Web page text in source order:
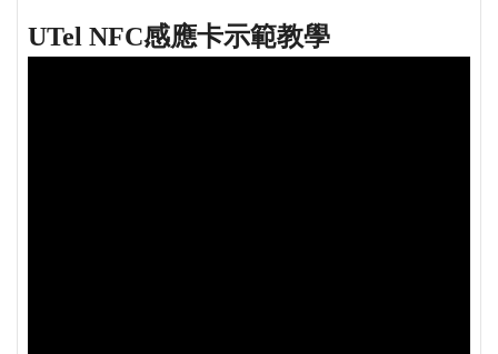
UTel NFC感應卡示範教學